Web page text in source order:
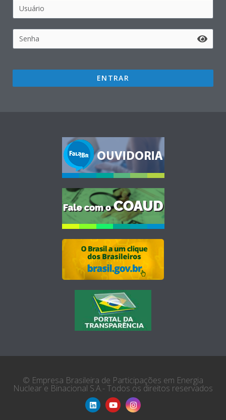
ENTRAR
© Empresa Brasileira de Participações em Energia
Nuclear e Binacional S.A.- Todos os direitos reservados